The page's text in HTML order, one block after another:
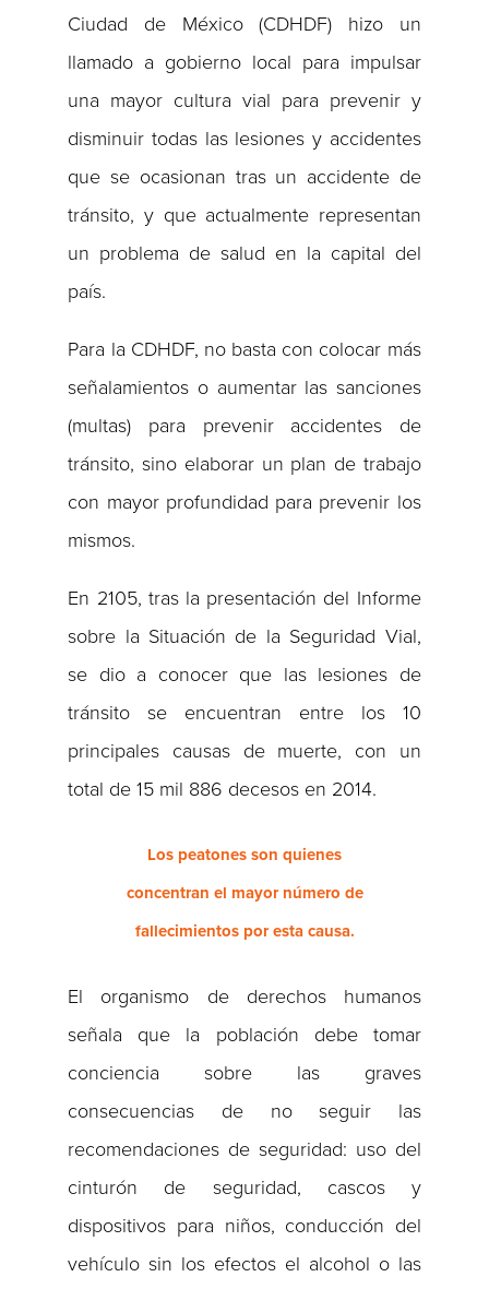
Ciudad de México (CDHDF) hizo un
llamado a gobierno local para impulsar
una mayor cultura vial para prevenir y
disminuir todas las lesiones y accidentes
que se ocasionan tras un accidente de
tránsito, y que actualmente representan
un problema de salud en la capital del
país.
Para la CDHDF, no basta con colocar más
señalamientos o aumentar las sanciones
(multas) para prevenir accidentes de
tránsito, sino elaborar un plan de trabajo
con mayor profundidad para prevenir los
mismos.
En 2105, tras la presentación del Informe
sobre la Situación de la Seguridad Vial,
se dio a conocer que las lesiones de
tránsito se encuentran entre los 10
principales causas de muerte, con un
total de 15 mil 886 decesos en 2014.
Los peatones son quienes
concentran el mayor número de
fallecimientos por esta causa.
El organismo de derechos humanos
señala que la población debe tomar
conciencia sobre las graves
consecuencias de no seguir las
recomendaciones de seguridad: uso del
cinturón de seguridad, cascos y
dispositivos para niños, conducción del
vehículo sin los efectos el alcohol o las